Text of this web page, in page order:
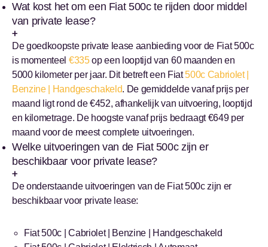
Wat kost het om een Fiat 500c te rijden door middel
van private lease?
De goedkoopste private lease aanbieding voor de Fiat 500c
is momenteel €335op een looptijd van 60 maanden en
5000 kilometer per jaar. Dit betreft een Fiat500c Cabriolet |
Benzine | Handgeschakeld. De gemiddelde vanaf prijs per
maand ligt rond de €452, afhankelijk van uitvoering, looptijd
en kilometrage. De hoogste vanaf prijs bedraagt €649 per
maand voor de meest complete uitvoeringen.
Welke uitvoeringen van de Fiat 500c zijn er
beschikbaar voor private lease?
De onderstaande uitvoeringen van de Fiat 500c zijn er
beschikbaar voor private lease:
Fiat 500c | Cabriolet | Benzine | Handgeschakeld